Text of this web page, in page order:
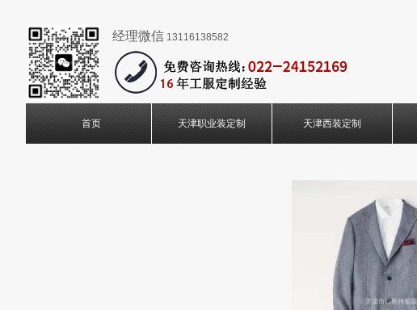
经理微信 13116138582
首页 天津职业装定制 天津西装定制